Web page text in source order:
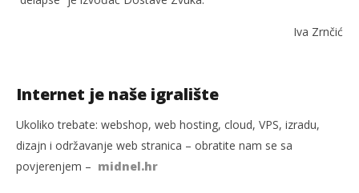
Iva Zrnčić
Internet je naše igralište
Ukoliko trebate: webshop, web hosting, cloud, VPS, izradu,
dizajn i održavanje web stranica – obratite nam se sa
povjerenjem – midnel.hr